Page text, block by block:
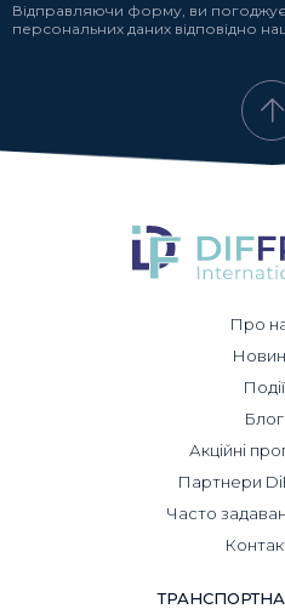
Відправляючи форму, ви
персональних даних відповідно
Про
Події
Блог
Акційні
Партнери
Часто